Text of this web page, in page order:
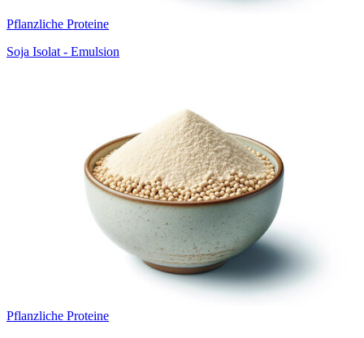
Pflanzliche Proteine
Soja Isolat - Emulsion
Pflanzliche Proteine